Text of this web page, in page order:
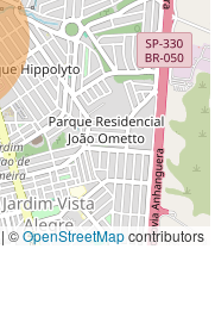
| ©OpenStreetMapcontributors